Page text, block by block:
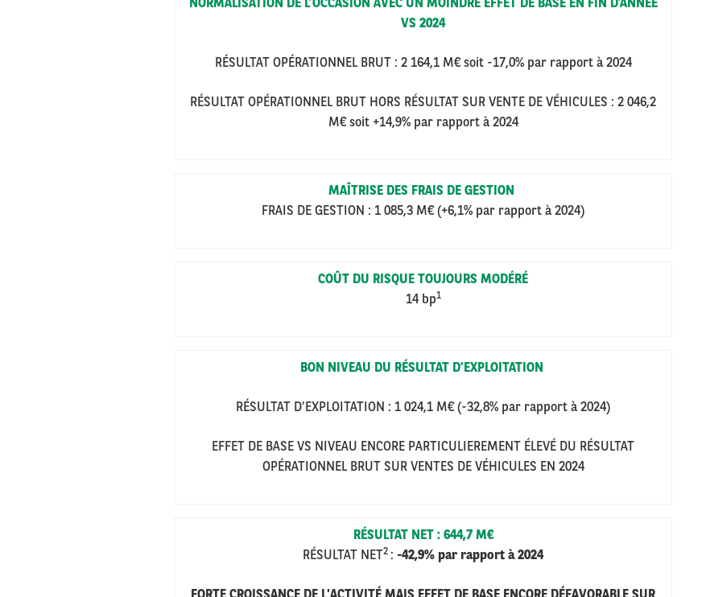
NORMALISATION DE L’OCCASION AVEC UN MOINDRE EFFET DE BASE EN FIN D’ANNÉE
VS 2024
RÉSULTAT OPÉRATIONNEL BRUT : 2 164,1 M€ soit -17,0% par rapport à 2024
RÉSULTAT OPÉRATIONNEL BRUT HORS RÉSULTAT SUR VENTE DE VÉHICULES : 2 046,2
M€ soit +14,9% par rapport à 2024
MAÎTRISE DES FRAIS DE GESTION
FRAIS DE GESTION : 1 085,3 M€ (+6,1% par rapport à 2024)
COÛT DU RISQUE TOUJOURS MODÉRÉ
14 bp1
BON NIVEAU DU RÉSULTAT D’EXPLOITATION
RÉSULTAT D’EXPLOITATION : 1 024,1 M€ (-32,8% par rapport à 2024)
EFFET DE BASE VS NIVEAU ENCORE PARTICULIEREMENT ÉLEVÉ DU RÉSULTAT
OPÉRATIONNEL BRUT SUR VENTES DE VÉHICULES EN 2024
RÉSULTAT NET : 644,7 M€
RÉSULTAT NET2 : -42,9% par rapport à 2024